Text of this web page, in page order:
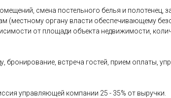
смена постельного белья и полотенец,
(местному органу власти обеспечивающему
от площади объекта недвижимости,
бронирование, встреча гостей, прием оплаты,
управляющей компании 25 - 35% от выручки.